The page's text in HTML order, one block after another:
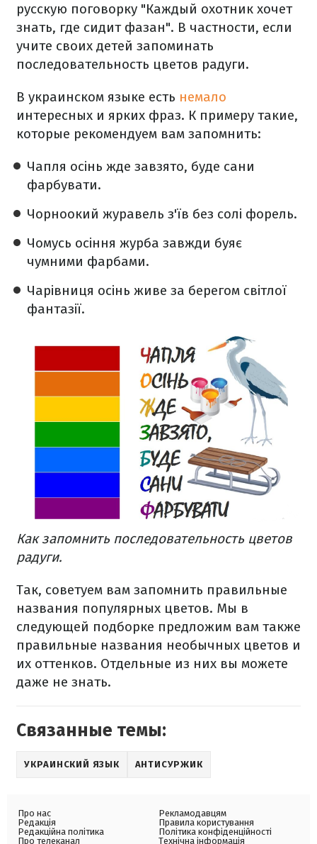
русскую поговорку "Каждый охотник хочет
знать, где сидит фазан". В частности, если
учите своих детей запоминать
последовательность цветов радуги.
В украинском языке есть немало
интересных и ярких фраз. К примеру такие,
которые рекомендуем вам запомнить:
Чапля осінь жде завзято, буде сани
фарбувати.
Чорноокий журавель з'їв без солі форель.
Чомусь осіння журба завжди буяє
чумними фарбами.
Чарівниця осінь живе за берегом світлої
фантазії.
Как запомнить последовательность цветов
радуги.
Так, советуем вам запомнить правильные
названия популярных цветов. Мы в
следующей подборке предложим вам также
правильные названия необычных цветов и
их оттенков. Отдельные из них вы можете
даже не знать.
Связанные темы:
УКРАИНСКИЙ ЯЗЫК АНТИСУРЖИК
Про нас
Редакція
Редакційна політика
Про телеканал
Рекламодавцям
Правила користування
Політика конфіденційності
Технічна інформація